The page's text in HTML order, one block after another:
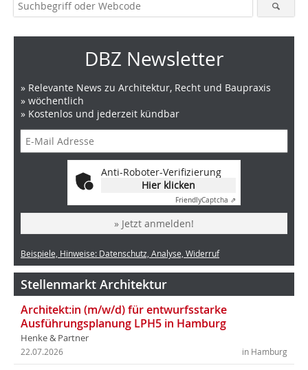
DBZ Newsletter
» Relevante News zu Architektur, Recht und Baupraxis
» wöchentlich
» Kostenlos und jederzeit kündbar
Anti-Roboter-Verifizierung
Hier klicken
FriendlyCaptcha ⇗
» Jetzt anmelden!
Beispiele, Hinweise: Datenschutz, Analyse, Widerruf
Stellenmarkt Architektur
Architekt:in (m/w/d) für entwurfsstarke
Ausführungsplanung LPH5 in Hamburg
Henke & Partner
in Hamburg
22.07.2026